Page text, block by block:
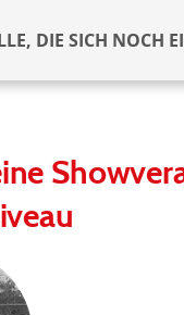
DIE SICH NOCH